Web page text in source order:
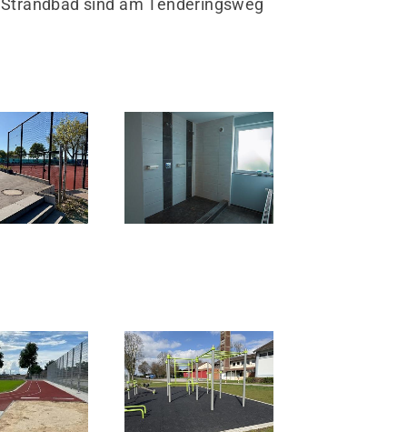
sind am Tenderingsweg
- 35 360
info@tvbruckhausen.de